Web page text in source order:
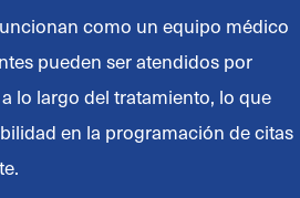
como un equipo médico
pueden ser atendidos por
lo largo del tratamiento, lo que
en la programación de citas